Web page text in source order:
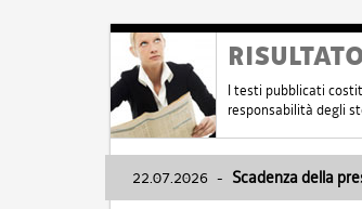
I testi pubblicati
responsabilità degli
22.07.2026 - Scadenza della